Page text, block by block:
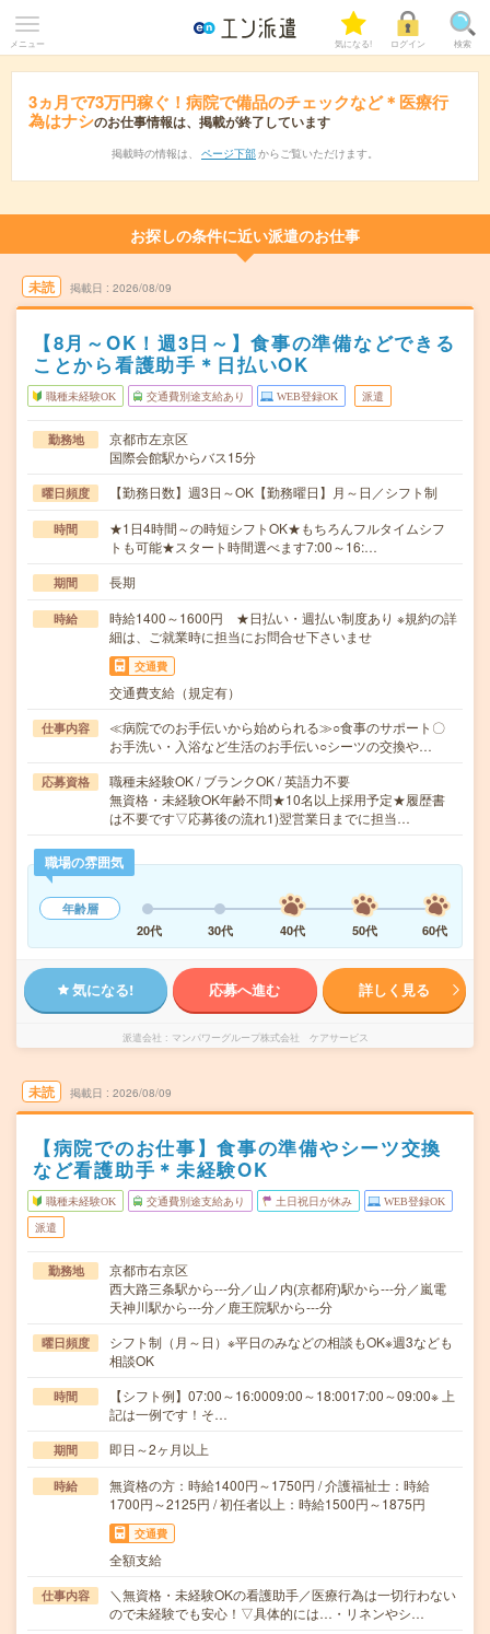
メニュー 気になる! ログイン 検索
3ヵ月で73万円稼ぐ！病院で備品のチェックなど＊医療行
為はナシのお仕事情報は、掲載が終了しています
掲載時の情報は、 ページ下部 からご覧いただけます。
お探しの条件に近い派遣のお仕事
未読 掲載日 2026/08/09
【8月～OK！週3日～】食事の準備などできる
ことから看護助手＊日払いOK
職種未経験OK 交通費別途支給あり WEB登録OK 派遣
勤務地
京都市左京区
国際会館駅からバス15分
曜日頻度 【勤務日数】週3日～OK【勤務曜日】月～日／シフト制
時間
★1日4時間～の時短シフトOK★もちろんフルタイムシフ
トも可能★スタート時間選べます7:00～16:…
期間 長期
時給
時給1400～1600円 ★日払い・週払い制度あり ※規約の詳
細は、ご就業時に担当にお問合せ下さいませ
交通費
交通費支給（規定有）
仕事内容
≪病院でのお手伝いから始められる≫○食事のサポート〇
お手洗い・入浴など生活のお手伝い○シーツの交換や…
応募資格
職種未経験OK / ブランクOK / 英語力不要
無資格・未経験OK年齢不問★10名以上採用予定★履歴書
は不要です▽応募後の流れ1)翌営業日までに担当…
職場の雰囲気
年齢層
20代
30代 40代 50代 60代
気になる! 応募へ進む 詳しく見る
派遣会社 マンパワーグループ株式会社 ケアサービス
未読 掲載日 2026/08/09
【病院でのお仕事】食事の準備やシーツ交換
など看護助手＊未経験OK
職種未経験OK 交通費別途支給あり 土日祝日が休み WEB登録OK
派遣
勤務地
京都市右京区
西大路三条駅から---分／山ノ内(京都府)駅から---分／嵐電
天神川駅から---分／鹿王院駅から---分
曜日頻度
シフト制（月～日）※平日のみなどの相談もOK※週3なども
相談OK
時間
【シフト例】07:00～16:0009:00～18:0017:00～09:00※ 上
記は一例です！そ…
期間 即日～2ヶ月以上
時給
無資格の方：時給1400円～1750円 / 介護福祉士：時給
1700円～2125円 / 初任者以上：時給1500円～1875円
交通費
全額支給
仕事内容
＼無資格・未経験OKの看護助手／医療行為は一切行わない
ので未経験でも安心！▽具体的には…・リネンやシ…